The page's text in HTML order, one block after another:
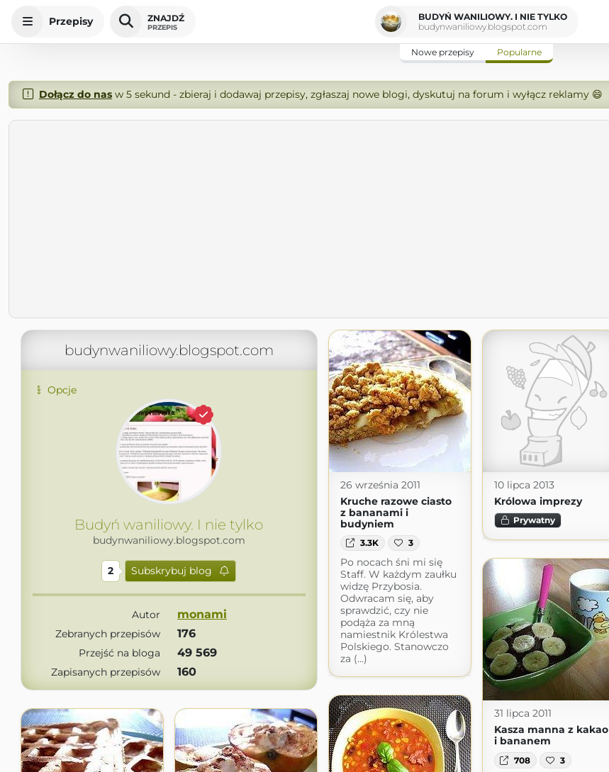
Przepisy ZNAJDŹ
PRZEPIS
BUDYŃ WANILIOWY. I NIE TYLKO
budynwaniliowy.blogspot.com
Nowe przepisy Popularne
Dołącz do nasw 5 sekund - zbieraj i dodawaj przepisy, zgłaszaj nowe blogi, dyskutuj na forum i wyłącz reklamy 😄
budynwaniliowy.blogspot.com
Opcje
Budyń waniliowy. I nie tylko
budynwaniliowy.blogspot.com
2 Subskrybuj blog
Autor monami
Zebranych przepisów 176
Przejść na bloga 49 569
Zapisanych przepisów 160
26 września 2011
Kruche razowe ciasto
z bananami i
budyniem
3.3K 3
Po nocach śni mi się
Staff. W każdym zaułku
widzę Przybosia.
Odwracam się, aby
sprawdzić, czy nie
podąża za mną
namiestnik Królestwa
Polskiego. Stanowczo
za (...)
10 lipca 2013
Królowa imprezy
Prywatny
31 lipca 2011
Kasza manna z kakao
i bananem
708 3